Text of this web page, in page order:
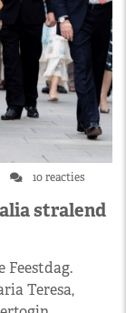
10 reacties
stralend
Feestdag.
Teresa,